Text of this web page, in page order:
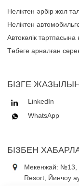
Неліктен әрбір жол
басқару үшін сенімді
Неліктен
көліктер жүйесін
Автокөлік тартпасына
Төбеге арналған
БІЗГЕ
LinkedIn
WhatsApp
БІЗБЕН
Мекенжай: №13,
Resort, Йинчоу